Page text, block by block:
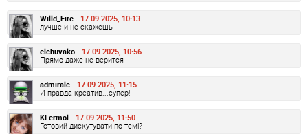
Willd_Fire - 17.09.2025, 10:13
лучше и не скажешь
elchuvako - 17.09.2025, 10:56
Прямо даже не верится
admiralc - 17.09.2025, 11:15
И правда креатив...супер!
KEermol - 17.09.2025, 11:50
Готовий дискутувати по темі?